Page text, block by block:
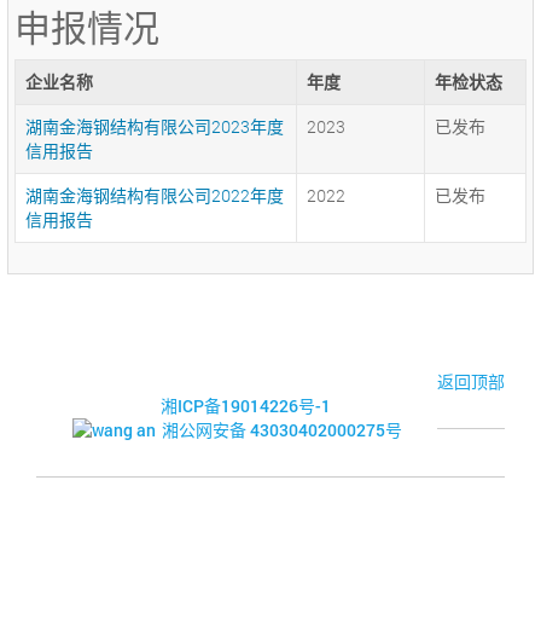
申报情况
企业名称 年度
年检状态
湖南金海钢结构有限公司2023年度
信用报告
2023 已发布
湖南金海钢结构有限公司2022年度
信用报告
2022 已发布
返回顶部
湘ICP备19014226号-1
湘公网安备 43030402000275号